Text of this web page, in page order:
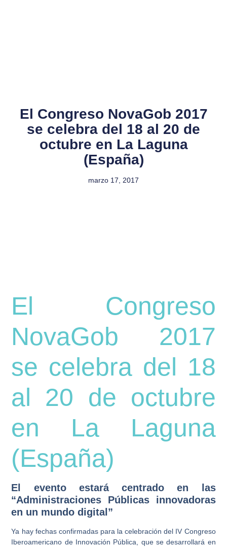
El Congreso NovaGob 2017
se celebra del 18 al 20 de
octubre en La Laguna
(España)
marzo 17, 2017
El Congreso
NovaGob 2017
se celebra del 18
al 20 de octubre
en La Laguna
(España)
El evento estará centrado en las
“Administraciones Públicas innovadoras
en un mundo digital”
Ya hay fechas confirmadas para la celebración del IV Congreso
Iberoamericano de Innovación Pública, que se desarrollará en